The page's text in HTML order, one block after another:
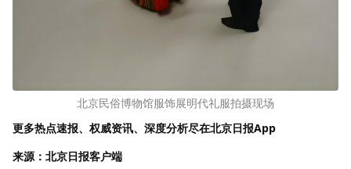
北京民俗博物馆服饰展明代礼服拍摄现场
更多热点速报、权威资讯、深度分析尽在北京日报App
来源：北京日报客户端